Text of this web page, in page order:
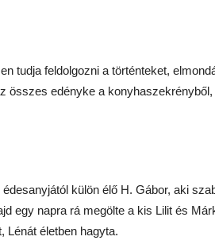
tudja feldolgozni a történteket,
összes edényke a
külön élő H. Gábor, aki
egy napra rá megölte a kis Lilit és
Lénát életben hagyta.